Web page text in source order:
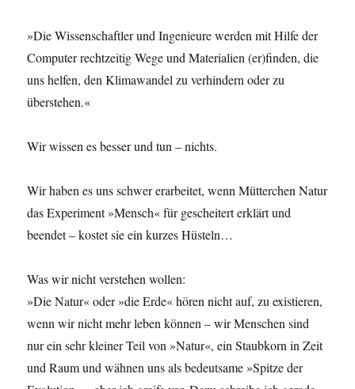
»Die Wissenschaftler und Ingenieure werden mit Hilfe der
Computer rechtzeitig Wege und Materialien (er)finden, die
uns helfen, den Klimawandel zu verhindern oder zu
überstehen.«
Wir wissen es besser und tun – nichts.
Wir haben es uns schwer erarbeitet, wenn Mütterchen Natur
das Experiment »Mensch« für gescheitert erklärt und
beendet – kostet sie ein kurzes Hüsteln…
Was wir nicht verstehen wollen:
»Die Natur« oder »die Erde« hören nicht auf, zu existieren,
wenn wir nicht mehr leben können – wir Menschen sind
nur ein sehr kleiner Teil von »Natur«, ein Staubkorn in Zeit
und Raum und wähnen uns als bedeutsame »Spitze der